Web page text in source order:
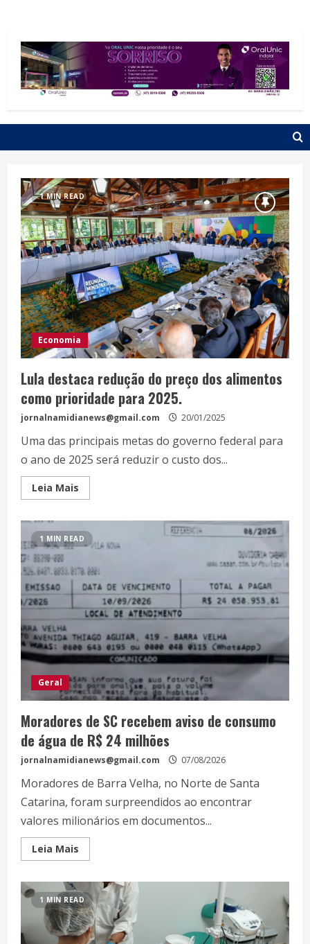
1 MIN READ
Economia
Lula destaca redução do preço dos alimentos
como prioridade para 2025.
jornalnamidianews@gmail.com 20/01/2025
Uma das principais metas do governo federal para
o ano de 2025 será reduzir o custo dos...
Leia Mais
1 MIN READ
Geral
Moradores de SC recebem aviso de consumo
de água de R$ 24 milhões
jornalnamidianews@gmail.com 07/08/2026
Moradores de Barra Velha, no Norte de Santa
Catarina, foram surpreendidos ao encontrar
valores milionários em documentos...
Leia Mais
1 MIN READ